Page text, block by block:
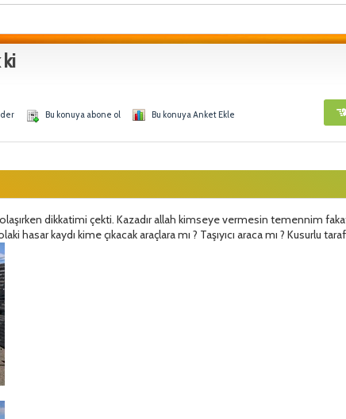
Bu konuya abone ol Bu konuya Anket Ekle
dikkatimi çekti. Kazadır allah kimseye vermesin temennim
hasar kaydı kime çıkacak araçlara mı ? Taşıyıcı araca mı ? Kusurlu